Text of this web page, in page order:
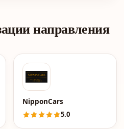
направления
NipponCars
5.0